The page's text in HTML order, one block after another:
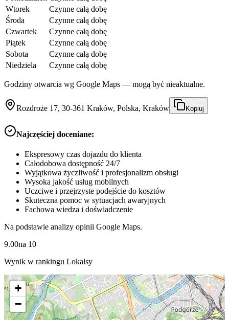
Wtorek
Czynne całą dobę
Środa
Czynne całą dobę
Czwartek
Czynne całą dobę
Piątek
Czynne całą dobę
Sobota
Czynne całą dobę
Niedziela
Czynne całą dobę
Godziny otwarcia wg Google Maps — mogą być nieaktualne.
Rozdroże 17, 30-361 Kraków, Polska, Kraków Kopiuj
Najczęściej doceniane:
Ekspresowy czas dojazdu do klienta
Całodobowa dostępność 24/7
Wyjątkowa życzliwość i profesjonalizm obsługi
Wysoka jakość usług mobilnych
Uczciwe i przejrzyste podejście do kosztów
Skuteczna pomoc w sytuacjach awaryjnych
Fachowa wiedza i doświadczenie
Na podstawie analizy opinii Google Maps.
9.00na 10
Wynik w rankingu Lokalsy
+
−